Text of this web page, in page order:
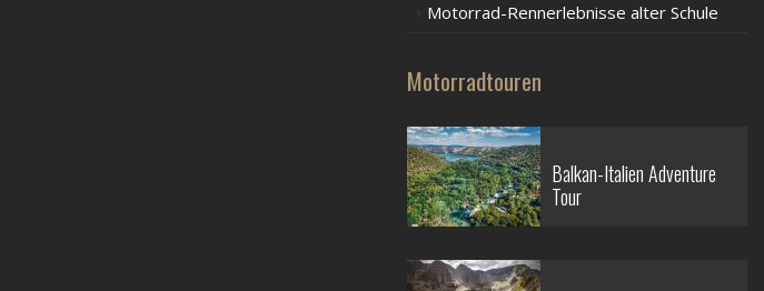
Motorrad-Rennerlebnisse alter Schule
Motorradtouren
Balkan-Italien Adventure
Tour